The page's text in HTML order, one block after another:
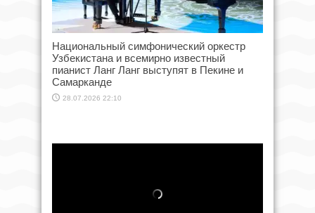
Национальный симфонический оркестр
Узбекистана и всемирно известный
пианист Ланг Ланг выступят в Пекине и
Самарканде
28.07.2026 22:10